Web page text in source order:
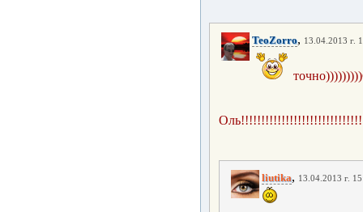
TeoZorro, 13.04.2013 г.
liutika, 13.04.2013 г.